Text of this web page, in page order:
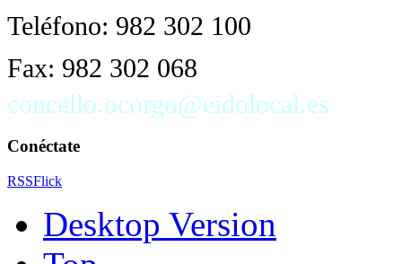
Teléfono: 982 302 100
Fax: 982 302 068
concello.ocorgo@eidolocal.es
Conéctate
RSSFlick
Desktop Version